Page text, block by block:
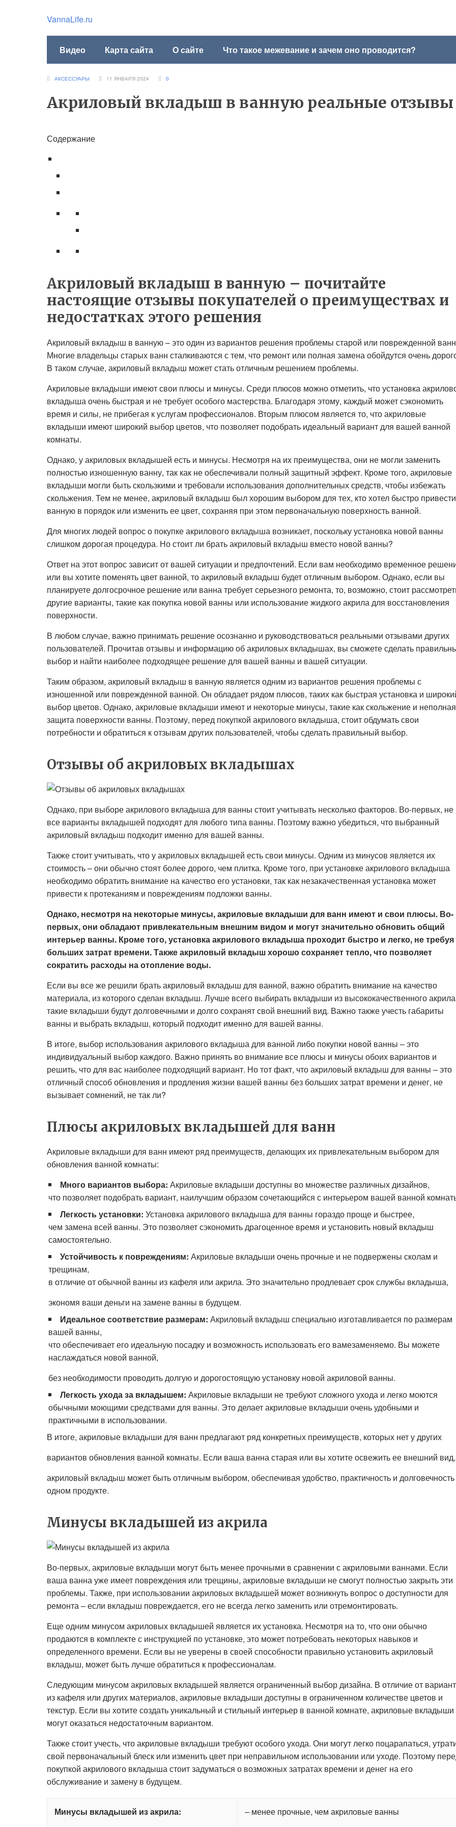
VannaLife.ru
Видео Карта сайта О сайте Что такое межевание и зачем оно проводится?
АКСЕССУАРЫ 11 ЯНВАРЯ 2024 0
Акриловый вкладыш в ванную реальные отзывы
Содержание
Акриловый вкладыш в ванную – почитайте
настоящие отзывы покупателей о преимуществах и
недостатках этого решения
Акриловый вкладыш в ванную – это один из вариантов решения проблемы старой или поврежденной
Многие владельцы старых ванн сталкиваются с тем, что ремонт или полная замена обойдутся очень
В таком случае, акриловый вкладыш может стать отличным решением проблемы.
Акриловые вкладыши имеют свои плюсы и минусы. Среди плюсов можно отметить, что установка
вкладыша очень быстрая и не требует особого мастерства. Благодаря этому, каждый может сэкономить
время и силы, не прибегая к услугам профессионалов. Вторым плюсом является то, что акриловые
вкладыши имеют широкий выбор цветов, что позволяет подобрать идеальный вариант для вашей ванной
комнаты.
Однако, у акриловых вкладышей есть и минусы. Несмотря на их преимущества, они не могли заменить
полностью изношенную ванну, так как не обеспечивали полный защитный эффект. Кроме того, акриловые
вкладыши могли быть скользкими и требовали использования дополнительных средств, чтобы избежать
скольжения. Тем не менее, акриловый вкладыш был хорошим выбором для тех, кто хотел быстро привести
ванную в порядок или изменить ее цвет, сохраняя при этом первоначальную поверхность ванной.
Для многих людей вопрос о покупке акрилового вкладыша возникает, поскольку установка новой ванны
слишком дорогая процедура. Но стоит ли брать акриловый вкладыш вместо новой ванны?
Ответ на этот вопрос зависит от вашей ситуации и предпочтений. Если вам необходимо временное
или вы хотите поменять цвет ванной, то акриловый вкладыш будет отличным выбором. Однако, если вы
планируете долгосрочное решение или ванна требует серьезного ремонта, то, возможно, стоит
другие варианты, такие как покупка новой ванны или использование жидкого акрила для восстановления
поверхности.
В любом случае, важно принимать решение осознанно и руководствоваться реальными отзывами других
пользователей. Прочитав отзывы и информацию об акриловых вкладышах, вы сможете сделать
выбор и найти наиболее подходящее решение для вашей ванны и вашей ситуации.
Таким образом, акриловый вкладыш в ванную является одним из вариантов решения проблемы с
изношенной или поврежденной ванной. Он обладает рядом плюсов, таких как быстрая установка и
выбор цветов. Однако, акриловые вкладыши имеют и некоторые минусы, такие как скольжение и неполная
защита поверхности ванны. Поэтому, перед покупкой акрилового вкладыша, стоит обдумать свои
потребности и обратиться к отзывам других пользователей, чтобы сделать правильный выбор.
Отзывы об акриловых вкладышах
Однако, при выборе акрилового вкладыша для ванны стоит учитывать несколько факторов. Во-первых, не
все варианты вкладышей подходят для любого типа ванны. Поэтому важно убедиться, что выбранный
акриловый вкладыш подходит именно для вашей ванны.
Также стоит учитывать, что у акриловых вкладышей есть свои минусы. Одним из минусов является их
стоимость – они обычно стоят более дорого, чем плитка. Кроме того, при установке акрилового вкладыша
необходимо обратить внимание на качество его установки, так как незакачественная установка может
привести к протеканиям и повреждениям подложки ванны.
Однако, несмотря на некоторые минусы, акриловые вкладыши для ванн имеют и свои плюсы. Во-
первых, они обладают привлекательным внешним видом и могут значительно обновить общий
интерьер ванны. Кроме того, установка акрилового вкладыша проходит быстро и легко, не требуя
больших затрат времени. Также акриловый вкладыш хорошо сохраняет тепло, что позволяет
сократить расходы на отопление воды.
Если вы все же решили брать акриловый вкладыш для ванной, важно обратить внимание на качество
материала, из которого сделан вкладыш. Лучше всего выбирать вкладыши из высококачественного
такие вкладыши будут долговечными и долго сохранят свой внешний вид. Важно также учесть габариты
ванны и выбрать вкладыш, который подходит именно для вашей ванны.
В итоге, выбор использования акрилового вкладыша для ванной либо покупки новой ванны – это
индивидуальный выбор каждого. Важно принять во внимание все плюсы и минусы обоих вариантов и
решить, что для вас наиболее подходящий вариант. Но тот факт, что акриловый вкладыш для ванны – это
отличный способ обновления и продления жизни вашей ванны без больших затрат времени и денег, не
вызывает сомнений, не так ли?
Плюсы акриловых вкладышей для ванн
Акриловые вкладыши для ванн имеют ряд преимуществ, делающих их привлекательным выбором для
обновления ванной комнаты:
Много вариантов выбора: Акриловые вкладыши доступны во множестве различных дизайнов,
что позволяет подобрать вариант, наилучшим образом сочетающийся с интерьером вашей ванной
Легкость установки: Установка акрилового вкладыша для ванны гораздо проще и быстрее,
чем замена всей ванны. Это позволяет сэкономить драгоценное время и установить новый вкладыш
самостоятельно.
Устойчивость к повреждениям: Акриловые вкладыши очень прочные и не подвержены сколам и
трещинам,
в отличие от обычной ванны из кафеля или акрила. Это значительно продлевает срок службы вкладыша,
экономя ваши деньги на замене ванны в будущем.
Идеальное соответствие размерам: Акриловый вкладыш специально изготавливается по размерам
вашей ванны,
что обеспечивает его идеальную посадку и возможность использовать его вамезаменяемо. Вы можете
наслаждаться новой ванной,
без необходимости проводить долгую и дорогостоящую установку новой акриловой ванны.
Легкость ухода за вкладышем: Акриловые вкладыши не требуют сложного ухода и легко моются
обычными моющими средствами для ванны. Это делает акриловые вкладыши очень удобными и
практичными в использовании.
В итоге, акриловые вкладыши для ванн предлагают ряд конкретных преимуществ, которых нет у других
вариантов обновления ванной комнаты. Если ваша ванна старая или вы хотите освежить ее внешний вид,
акриловый вкладыш может быть отличным выбором, обеспечивая удобство, практичность и
одном продукте.
Минусы вкладышей из акрила
Во-первых, акриловые вкладыши могут быть менее прочными в сравнении с акриловыми ваннами. Если
ваша ванна уже имеет повреждения или трещины, акриловые вкладыши не смогут полностью закрыть эти
проблемы. Также, при использовании акриловых вкладышей может возникнуть вопрос о доступности для
ремонта – если вкладыш повреждается, его не всегда легко заменить или отремонтировать.
Еще одним минусом акриловых вкладышей является их установка. Несмотря на то, что они обычно
продаются в комплекте с инструкцией по установке, это может потребовать некоторых навыков и
определенного времени. Если вы не уверены в своей способности правильно установить акриловый
вкладыш, может быть лучше обратиться к профессионалам.
Следующим минусом акриловых вкладышей является ограниченный выбор дизайна. В отличие от
из кафеля или других материалов, акриловые вкладыши доступны в ограниченном количестве цветов и
текстур. Если вы хотите создать уникальный и стильный интерьер в ванной комнате, акриловые вкладыши
могут оказаться недостаточным вариантом.
Также стоит учесть, что акриловые вкладыши требуют особого ухода. Они могут легко поцарапаться,
свой первоначальный блеск или изменить цвет при неправильном использовании или уходе. Поэтому
покупкой акрилового вкладыша стоит задуматься о возможных затратах времени и денег на его
обслуживание и замену в будущем.
Минусы вкладышей из акрила:
– менее прочные, чем акриловые ванны